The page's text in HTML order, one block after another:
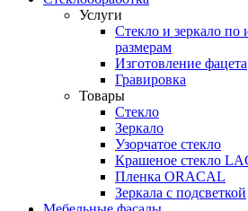
Услуги
Стекло и зеркало
размерам
Изготовление фацета
Гравировка
Товары
Стекло
Зеркало
Узорчатое стекло
Крашеное стекло
Пленка ORACAL
Зеркала с подсветкой